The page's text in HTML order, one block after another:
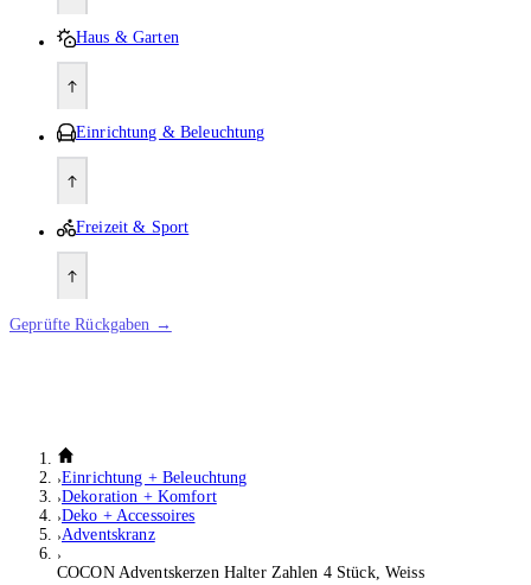
Haus & Garten
Einrichtung & Beleuchtung
Freizeit & Sport
Geprüfte Rückgaben →
Einrichtung + Beleuchtung
Dekoration + Komfort
Deko + Accessoires
Adventskranz
COCON Adventskerzen Halter Zahlen 4 Stück, Weiss